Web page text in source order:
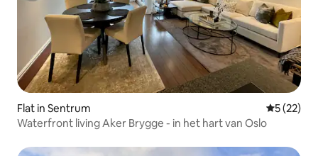
Flat in Sentrum
5 (22)
Waterfront living Aker Brygge - in het hart van Oslo